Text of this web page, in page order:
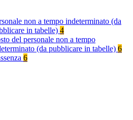
non a tempo indeterminato (da
in tabelle) 4
del personale non a tempo
(da pubblicare in tabelle) 6
6